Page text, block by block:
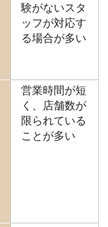
験がないスタ
ッフが対応す
る場合が多い
営業時間が短
く、店舗数が
限られている
ことが多い